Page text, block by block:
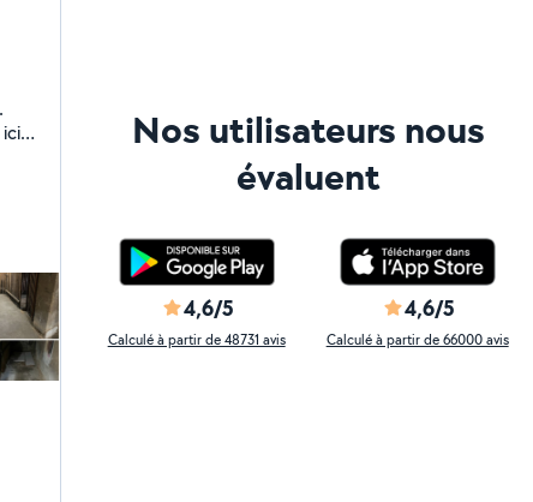
Nos utilisateurs nous
évaluent
4,6/5
Calculé à partir de 48731 avis
4,6/5
Calculé à partir de 66000 avis